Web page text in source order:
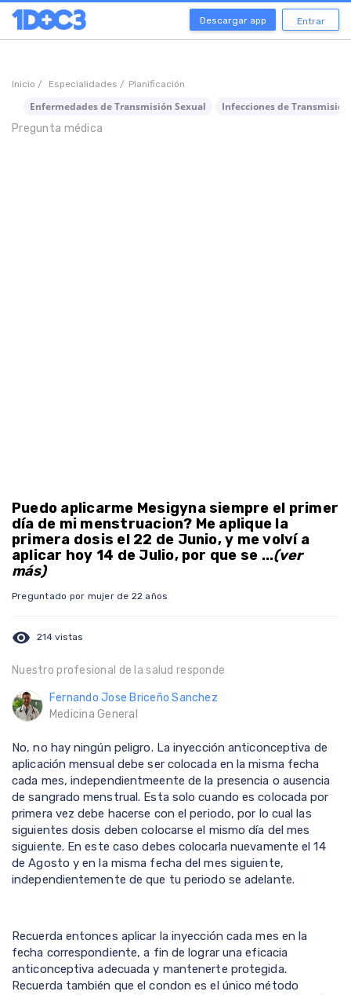
Descargar app Entrar
Inicio / Especialidades / Planificación
Enfermedades de Transmisión Sexual
Infecciones de
Pregunta médica
Puedo aplicarme Mesigyna siempre el primer
día de mi menstruacion? Me aplique la
primera dosis el 22 de Junio, y me volví a
aplicar hoy 14 de Julio, por que se ...(ver
más)
Preguntado por mujer de 22 años
visibility 214 vistas
Nuestro profesional de la salud responde
Fernando Jose Briceño Sanchez
Medicina General
No, no hay ningún peligro. La inyección anticonceptiva de
aplicación mensual debe ser colocada en la misma fecha
cada mes, independientmeente de la presencia o ausencia
de sangrado menstrual. Esta solo cuando es colocada por
primera vez debe hacerse con el periodo, por lo cual las
siguientes dosis deben colocarse el mismo día del mes
siguiente. En este caso debes colocarla nuevamente el 14
de Agosto y en la misma fecha del mes siguiente,
independientemente de que tu periodo se adelante.
Recuerda entonces aplicar la inyección cada mes en la
fecha correspondiente, a fin de lograr una eficacia
anticonceptiva adecuada y mantenerte protegida.
Recuerda también que el condon es el único método